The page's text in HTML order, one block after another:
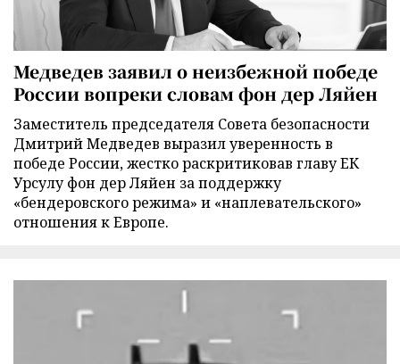
Медведев заявил о неизбежной победе
России вопреки словам фон дер Ляйен
Заместитель председателя Совета безопасности
Дмитрий Медведев выразил уверенность в
победе России, жестко раскритиковав главу ЕК
Урсулу фон дер Ляйен за поддержку
«бендеровского режима» и «наплевательского»
отношения к Европе.